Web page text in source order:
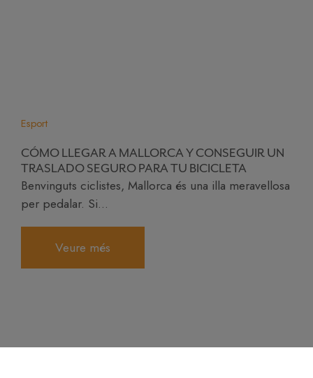
Esport
CÓMO LLEGAR A MALLORCA Y CONSEGUIR UN
TRASLADO SEGURO PARA TU BICICLETA
Benvinguts ciclistes, Mallorca és una illa meravellosa
per pedalar. Si...
Veure més